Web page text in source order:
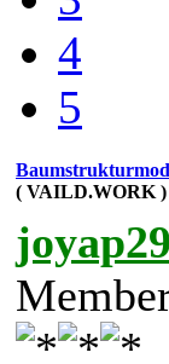
4
5
( VAILD.WORK )